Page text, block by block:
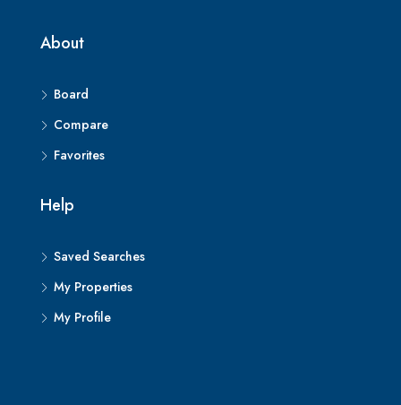
About
Board
Compare
Favorites
Help
Saved Searches
My Properties
My Profile